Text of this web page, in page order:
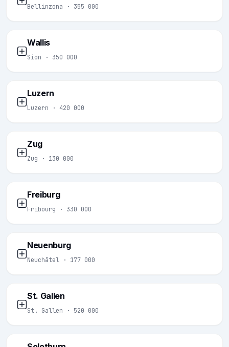
Bellinzona · 355 000
Wallis
Sion · 350 000
Luzern
Luzern · 420 000
Zug
Zug · 130 000
Freiburg
Fribourg · 330 000
Neuenburg
Neuchâtel · 177 000
St. Gallen
St. Gallen · 520 000